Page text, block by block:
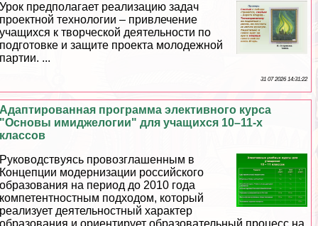
Урок предполагает реализацию задач
проектной технологии – привлечение
учащихся к творческой деятельности по
подготовке и защите проекта молодежной
партии. ...
31 07 2026 14:31:22
Адаптированная программа элективного курса
"Основы имиджелогии" для учащихся 10–11-х
классов
Руководствуясь провозглашенным в
Концепции модернизации российского
образования на период до 2010 года
компетентностным подходом, который
реализует деятельностный хаpaктер